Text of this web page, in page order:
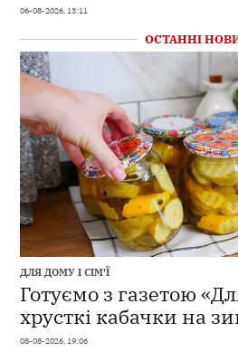
06-08-2026, 13:11
ОСТАННІ
ДЛЯ ДОМУ І СІМ'Ї
Готуємо з газетою
хрусткі кабачки на
08-08-2026, 19:06